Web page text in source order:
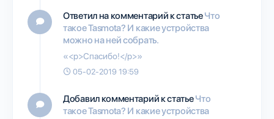
Ответил на комментарий к статьеЧто
такое Tasmota? И какие устройства
можно на ней собрать.
«<p>Спасибо!</p>»
05-02-2019 19:59
Добавил комментарий к статьеЧто
такое Tasmota? И какие устройства